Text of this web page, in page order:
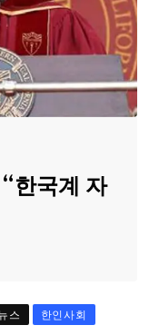
한국계 자
스 한인사회